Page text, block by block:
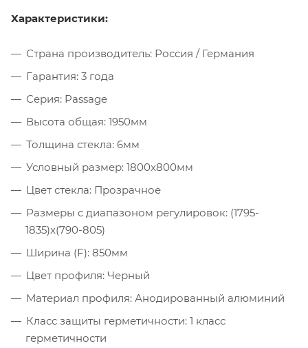
Характеристики:
Страна производитель: Россия / Германия
Гарантия: 3 года
Серия: Passage
Высота общая: 1950мм
Толщина стекла: 6мм
Условный размер: 1800x800мм
Цвет стекла: Прозрачное
Размеры с диапазоном регулировок: (1795-
1835)x(790-805)
Ширина (F): 850мм
Цвет профиля: Черный
Материал профиля: Анодированный алюминий
Класс защиты герметичности: 1 класс
герметичности